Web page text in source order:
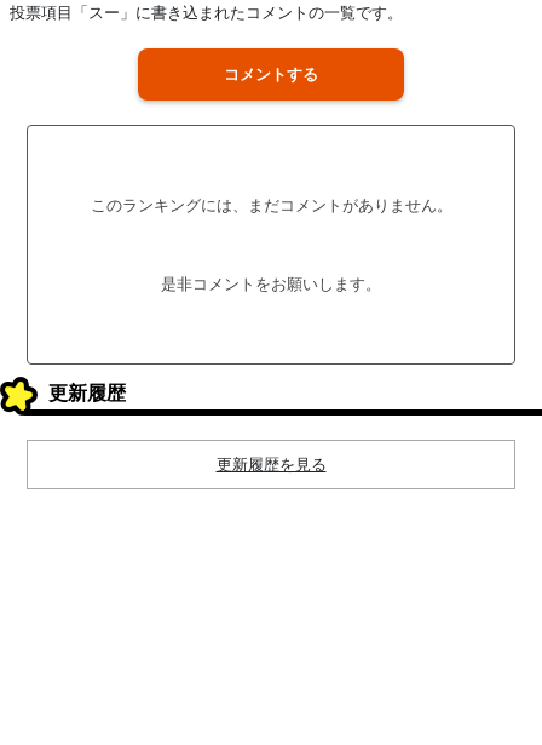
投票項目「スー」に書き込まれたコメントの一覧です。
コメントする
このランキングには、まだコメントがありません。
是非コメントをお願いします。
更新履歴
更新履歴を見る